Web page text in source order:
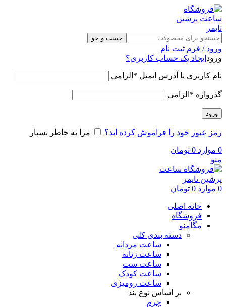
جست و جو
ورود / فرم ثبت نام
ورود ایجاد یک حساب کاربری؟
نام کاربری یا آدرس ایمیل * الزامی
گذرواژه * الزامی
ورود
رمز عبور خود را فراموش کرده اید؟ مرا به خاطر بسپار
0 موارد 0 تومان
منو
0 موارد 0 تومان
خانه اصلی
فروشگاه
مگامنو
دسته بندی کلی
ساعت مردانه
ساعت زنانه
ساعت ست
ساعت کودک
ساعت رومیزی
بر اساس نوع بند
چرم